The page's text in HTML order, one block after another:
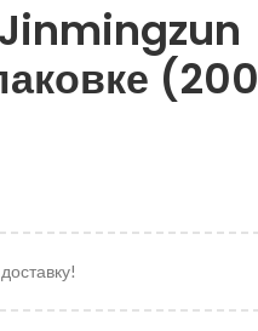
(200